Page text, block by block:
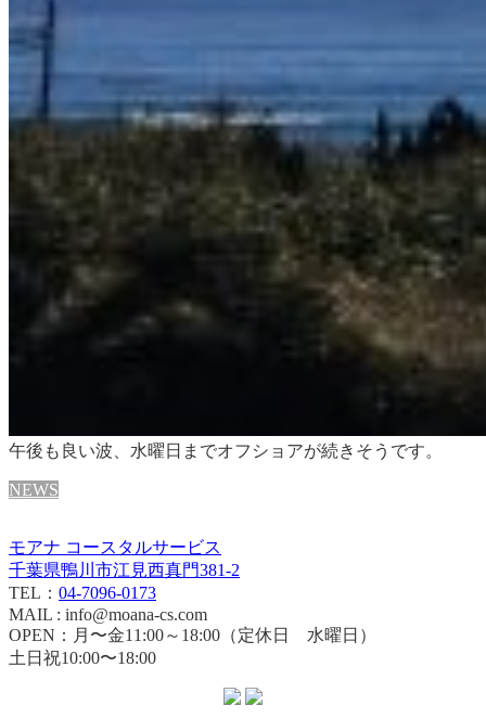
午後も良い波、水曜日までオフショアが続きそうです。
NEWS
モアナ コースタルサービス
千葉県鴨川市江見西真門381-2
TEL： 04-7096-0173
MAIL : info@moana-cs.com
OPEN：月〜金11:00～18:00（定休日 水曜日）
土日祝10:00〜18:00